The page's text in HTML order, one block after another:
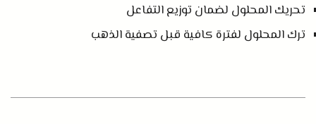
تحريك المحلول لضمان توزيع التفاعل
ترك المحلول لفترة كافية قبل تصفية الذهب